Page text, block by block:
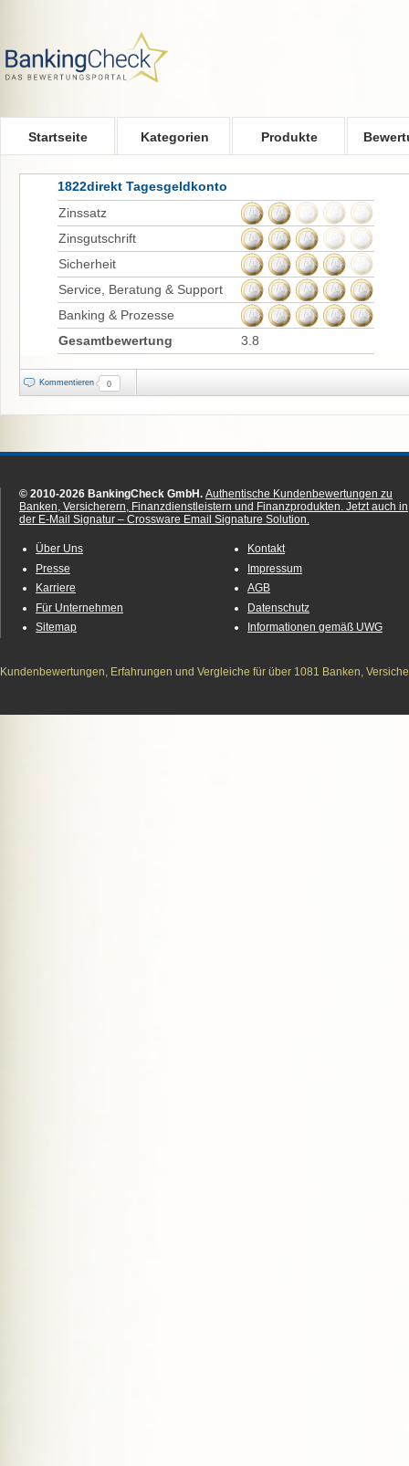
Startseite Kategorien Produkte
1822direkt Tagesgeldkonto
Zinssatz
Zinsgutschrift
Sicherheit
Service, Beratung & Support
Banking & Prozesse
Gesamtbewertung
3.8
Kommentieren 0
© 2010-2026 BankingCheck GmbH. Authentische Kundenbewertungen zu
Banken, Versicherern, Finanzdienstleistern und Finanzprodukten. Jetzt auch in
der E-Mail Signatur – Crossware Email Signature Solution.
Über Uns
Presse
Karriere
Für Unternehmen
Sitemap
Kontakt
Impressum
AGB
Datenschutz
Informationen gemäß UWG
Kundenbewertungen, Erfahrungen und Vergleiche für über 1081 Banken,